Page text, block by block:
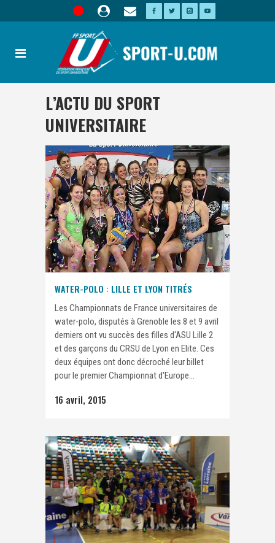
L’ACTU DU SPORT
UNIVERSITAIRE
WATER-POLO : LILLE ET LYON TITRÉS
Les Championnats de France universitaires de
water-polo, disputés à Grenoble les 8 et 9 avril
derniers ont vu succès des filles d'ASU Lille 2
et des garçons du CRSU de Lyon en Elite. Ces
deux équipes ont donc décroché leur billet
pour le premier Championnat d'Europe...
16 avril, 2015